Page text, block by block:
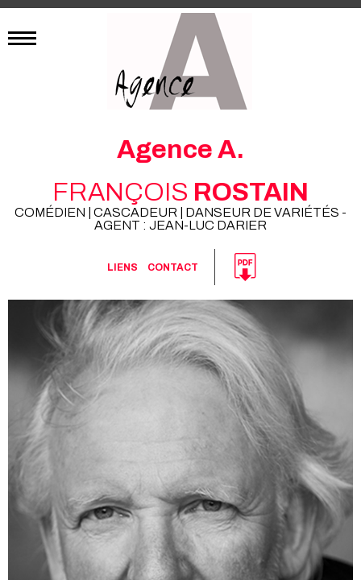
Agence A.
FRANÇOIS ROSTAIN
COMÉDIEN | CASCADEUR | DANSEUR DE VARIÉTÉS -
AGENT : JEAN-LUC DARIER
LIENS CONTACT